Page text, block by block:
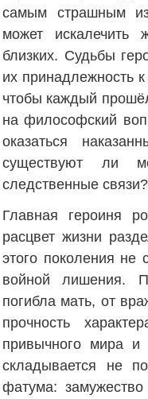
самым страшным
может искалечить
близких. Судьбы
их принадлежность
чтобы каждый
на философский
оказаться
существуют ли
следственные
Главная героиня
расцвет жизни
этого поколения не
войной лишения.
погибла мать, от
прочность
привычного мира
складывается не
фатума: